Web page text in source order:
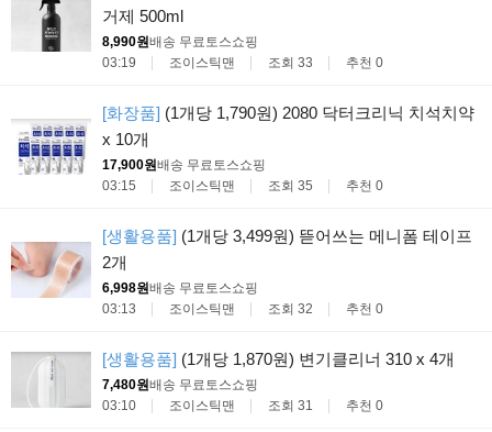
거제 500ml
8,990원배송 무료토스쇼핑
03:19
조이스틱맨 조회 33 추천 0
[화장품] (1개당 1,790원) 2080 닥터크리닉 치석치약
x 10개
17,900원배송 무료토스쇼핑
03:15
조이스틱맨 조회 35 추천 0
[생활용품] (1개당 3,499원) 뜯어쓰는 메니폼 테이프
2개
6,998원배송 무료토스쇼핑
03:13
조이스틱맨 조회 32 추천 0
[생활용품] (1개당 1,870원) 변기클리너 310 x 4개
7,480원배송 무료토스쇼핑
03:10
조이스틱맨 조회 31 추천 0